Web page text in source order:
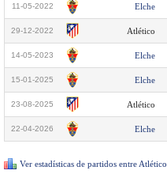
11-05-2022 Elche
29-12-2022 Atlético
14-05-2023 Elche
15-01-2025 Elche
23-08-2025 Atlético
22-04-2026 Elche
Ver estadísticas de partidos entre